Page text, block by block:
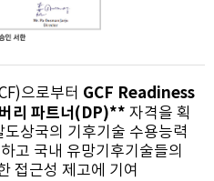
으로부터 GCF Readiness
리 파트너(DP)** 자격을 획
상국의 기후기술 수용능력
고 국내 유망기후기술들의
접근성 제고에 기여